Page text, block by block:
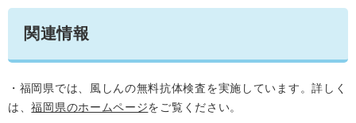
関連情報
・福岡県では、風しんの無料抗体検査を実施しています。詳しく
は、福岡県のホームページをご覧ください。